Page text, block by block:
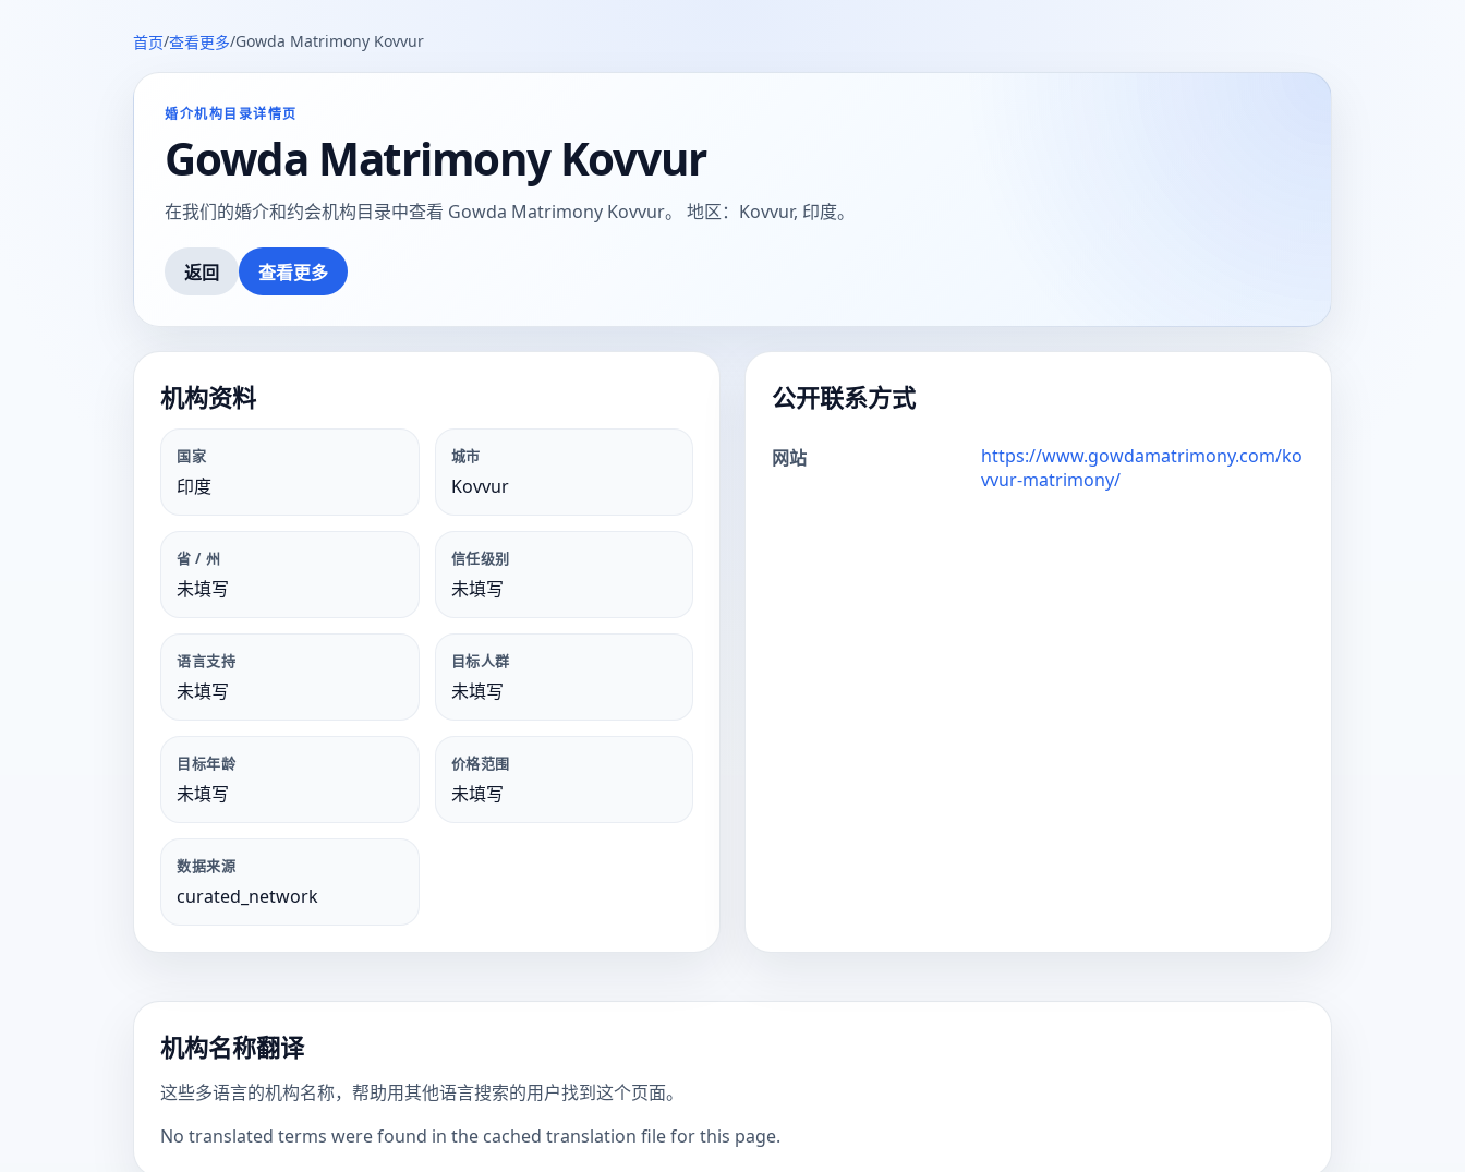
首页/查看更多/Gowda Matrimony Kovvur
婚介机构目录详情页
Gowda Matrimony Kovvur
在我们的婚介和约会机构目录中查看 Gowda Matrimony Kovvur。 地区：Kovvur, 印度。
返回 查看更多
机构资料
国家
印度
城市
Kovvur
省 / 州
未填写
信任级别
未填写
语言支持
未填写
目标人群
未填写
目标年龄
未填写
价格范围
未填写
数据来源
curated_network
公开联系方式
网站
https://www.gowdamatrimony.com/ko
vvur-matrimony/
机构名称翻译
这些多语言的机构名称，帮助用其他语言搜索的用户找到这个页面。
No translated terms were found in the cached translation file for this page.